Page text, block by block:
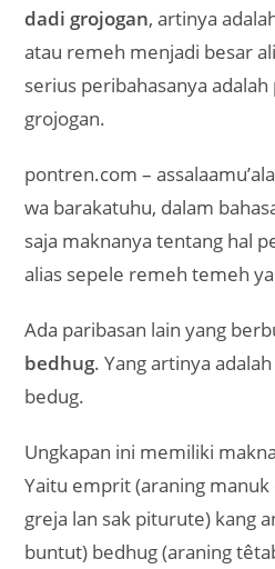
dadi grojogan, artinya
atau remeh menjadi besar
serius peribahasanya
grojogan.
pontren.com –
wa barakatuhu, dalam
saja maknanya tentang hal
alias sepele remeh temeh
Ada paribasan lain yang
bedhug. Yang artinya
bedug.
Ungkapan ini memiliki
Yaitu emprit (araning manuk
greja lan sak piturute) kang
buntut) bedhug (araning